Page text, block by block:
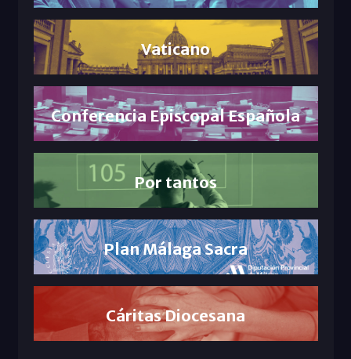
Vaticano
Conferencia Episcopal Española
Por tantos
Plan Málaga Sacra
Cáritas Diocesana